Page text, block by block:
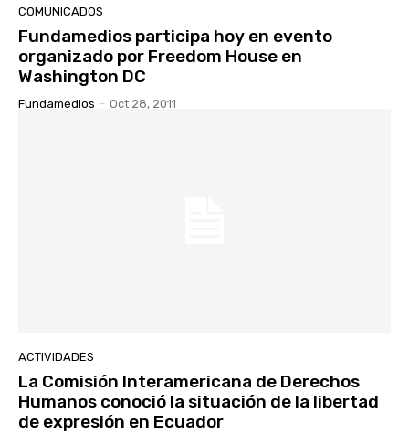
COMUNICADOS
Fundamedios participa hoy en evento
organizado por Freedom House en
Washington DC
Fundamedios - Oct 28, 2011
ACTIVIDADES
La Comisión Interamericana de Derechos
Humanos conoció la situación de la libertad
de expresión en Ecuador